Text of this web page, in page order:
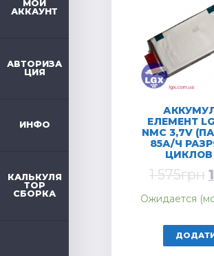
МОЙ
АККАУНТ
АВТОРИЗА
ЦИЯ
ИНФО
КАЛЬКУЛЯ
ТОР
СБОРКА
ЕЛЕМЕНТ
NMC 3,7V
85А/Ч
ЦИКЛОВ
1 575грн
Ожидается